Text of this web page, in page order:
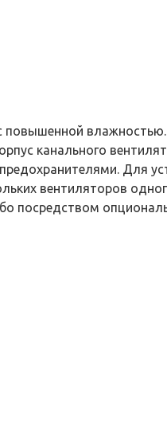
повышенной
канального
Для
вентиляторов
посредством